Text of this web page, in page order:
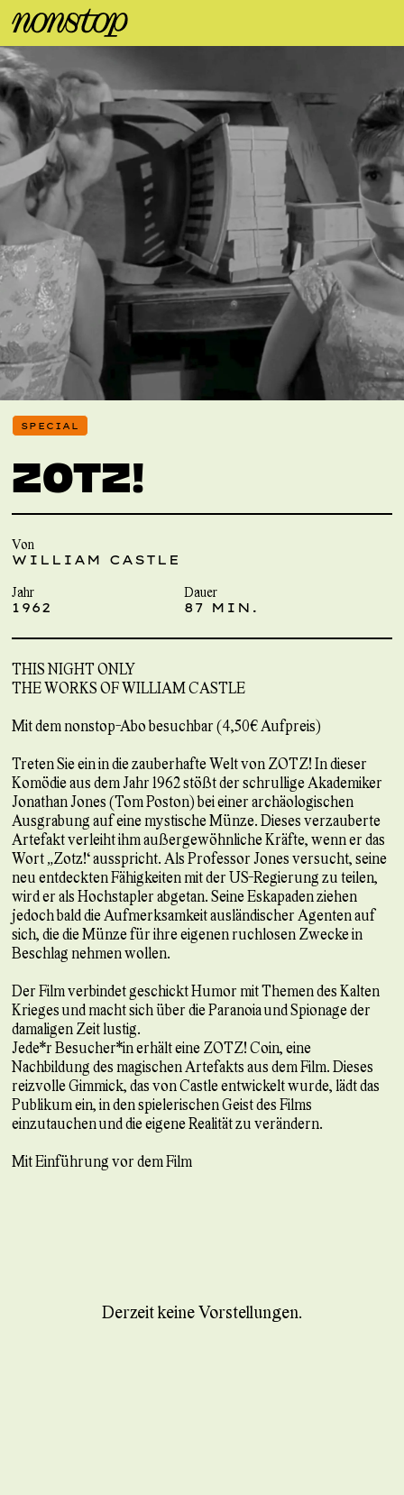
Derzeit keine Vorstellungen.
SPECIAL
ZOTZ!
Von
WILLIAM CASTLE
Jahr
1962
Dauer
87 MIN.
THIS NIGHT ONLY
THE WORKS OF WILLIAM CASTLE
Mit dem nonstop-Abo besuchbar (4,50€ Aufpreis)
Treten Sie ein in die zauberhafte Welt von ZOTZ! In dieser
Komödie aus dem Jahr 1962 stößt der schrullige Akademiker
Jonathan Jones (Tom Poston) bei einer archäologischen
Ausgrabung auf eine mystische Münze. Dieses verzauberte
Artefakt verleiht ihm außergewöhnliche Kräfte, wenn er das
Wort „Zotz!“ ausspricht. Als Professor Jones versucht, seine
neu entdeckten Fähigkeiten mit der US-Regierung zu teilen,
wird er als Hochstapler abgetan. Seine Eskapaden ziehen
jedoch bald die Aufmerksamkeit ausländischer Agenten auf
sich, die die Münze für ihre eigenen ruchlosen Zwecke in
Beschlag nehmen wollen.
Der Film verbindet geschickt Humor mit Themen des Kalten
Krieges und macht sich über die Paranoia und Spionage der
damaligen Zeit lustig.
Jede*r Besucher*in erhält eine ZOTZ! Coin, eine
Nachbildung des magischen Artefakts aus dem Film. Dieses
reizvolle Gimmick, das von Castle entwickelt wurde, lädt das
Publikum ein, in den spielerischen Geist des Films
einzutauchen und die eigene Realität zu verändern.
Mit Einführung vor dem Film